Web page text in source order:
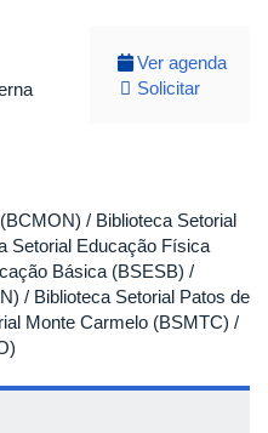
Ver agenda
Solicitar
/ Biblioteca Setorial
Setorial Educação Física
Básica (BSESB) /
/ Biblioteca Setorial Patos de
Monte Carmelo (BSMTC) /